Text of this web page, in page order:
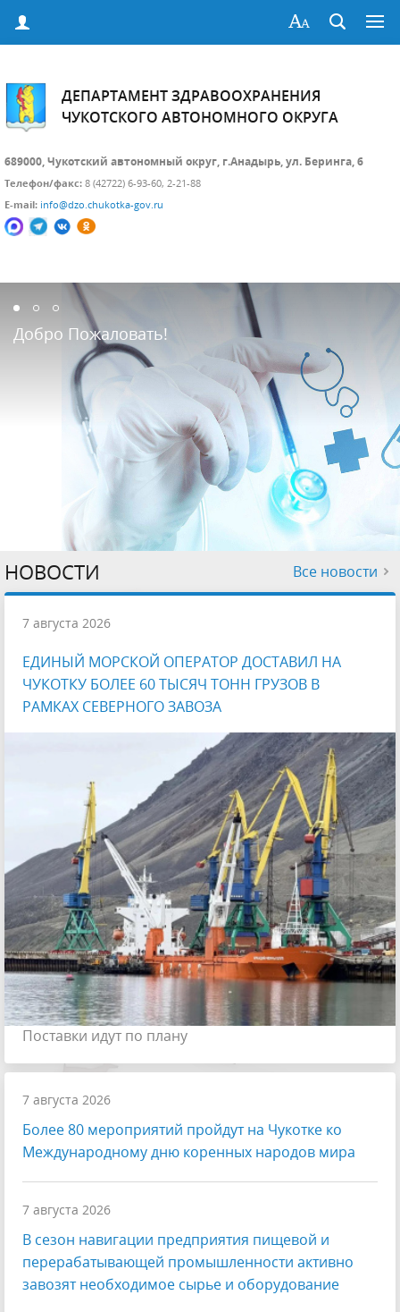
ДЕПАРТАМЕНТ ЗДРАВООХРАНЕНИЯ
ЧУКОТСКОГО АВТОНОМНОГО ОКРУГА
689000, Чукотский автономный округ, г.Анадырь, ул. Беринга, 6
Телефон/факс: 8 (42722) 6-93-60, 2-21-88
E-mail: info@dzo.chukotka-gov.ru
Добро Пожаловать!
НОВОСТИ Все новости
7 августа 2026
ЕДИНЫЙ МОРСКОЙ ОПЕРАТОР ДОСТАВИЛ НА
ЧУКОТКУ БОЛЕЕ 60 ТЫСЯЧ ТОНН ГРУЗОВ В
РАМКАХ СЕВЕРНОГО ЗАВОЗА
Поставки идут по плану
7 августа 2026
Более 80 мероприятий пройдут на Чукотке ко
Международному дню коренных народов мира
7 августа 2026
В сезон навигации предприятия пищевой и
перерабатывающей промышленности активно
завозят необходимое сырье и оборудование